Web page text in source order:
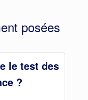
posées
le test des
?